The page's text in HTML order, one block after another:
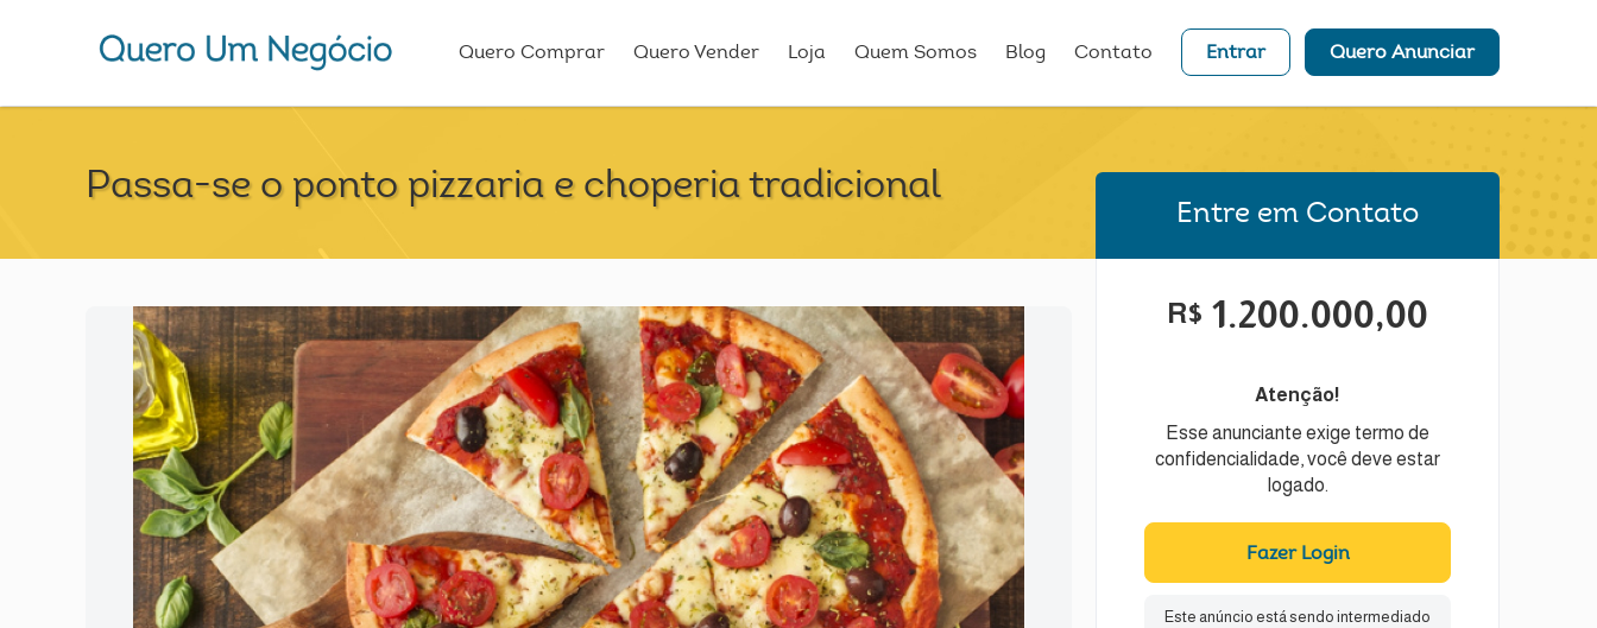
Quero Comprar Quero Vender Loja Quem Somos Blog Contato Entrar Quero Anunciar
Passa-se o ponto pizzaria e choperia tradicional
Entre em Contato
R$ 1.200.000,00
Atenção!
Esse anunciante exige termo de
confidencialidade, você deve estar
logado.
Fazer Login
Este anúncio está sendo intermediado